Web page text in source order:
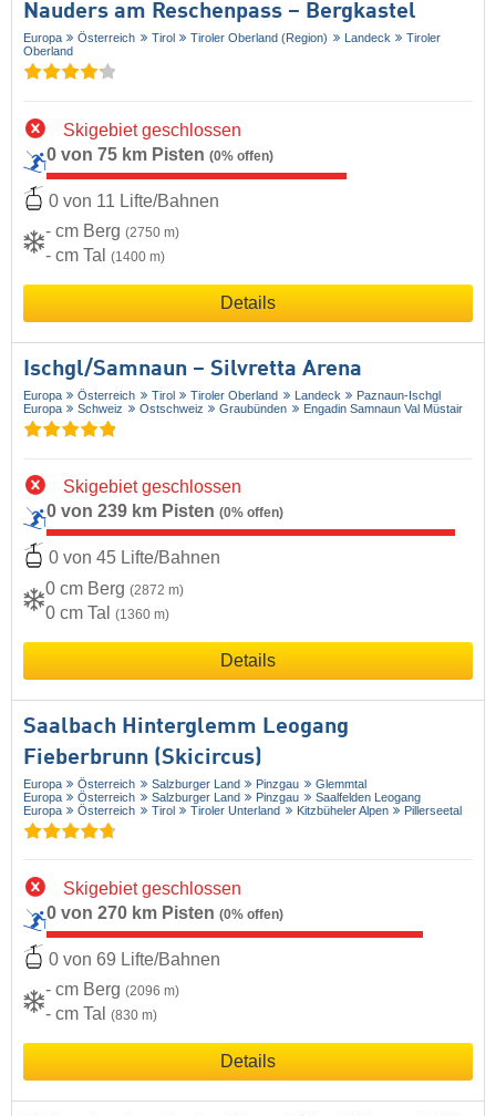
Nauders am Reschenpass – Bergkastel
Europa Österreich Tirol Tiroler Oberland (Region) Landeck
Tiroler
Oberland
Skigebiet geschlossen
0 von 75 km Pisten (0% offen)
0 von 11 Lifte/Bahnen
- cm Berg (2750 m)
- cm Tal (1400 m)
Details
Ischgl/​Samnaun – Silvretta Arena
Europa Österreich Tirol Tiroler Oberland Landeck
Paznaun-Ischgl
Europa
Schweiz Ostschweiz Graubünden Engadin Samnaun Val Müstair
Skigebiet geschlossen
0 von 239 km Pisten (0% offen)
0 von 45 Lifte/Bahnen
0 cm Berg (2872 m)
0 cm Tal (1360 m)
Details
Saalbach Hinterglemm Leogang
Fieberbrunn (Skicircus)
Europa Österreich Salzburger Land Pinzgau
Glemmtal
Europa
Österreich Salzburger Land Pinzgau
Saalfelden Leogang
Europa
Österreich Tirol Tiroler Unterland Kitzbüheler Alpen Pillerseetal
Skigebiet geschlossen
0 von 270 km Pisten (0% offen)
0 von 69 Lifte/Bahnen
- cm Berg (2096 m)
- cm Tal (830 m)
Details